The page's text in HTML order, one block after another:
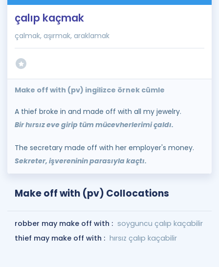
çalıp kaçmak
çalmak, aşırmak, araklamak
Make off with (pv) ingilizce örnek cümle
A thief broke in and made off with all my jewelry.
Bir hırsız eve girip tüm mücevherlerimi çaldı.
The secretary made off with her employer's money.
Sekreter, işvereninin parasıyla kaçtı.
Make off with (pv) Collocations
robber may make off with : soyguncu çalıp kaçabilir
thief may make off with : hırsız çalıp kaçabilir